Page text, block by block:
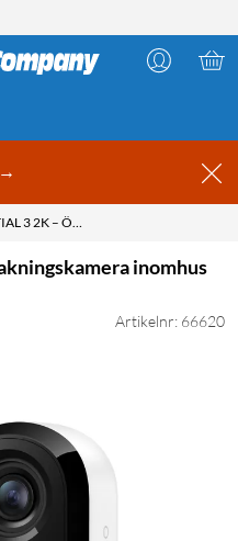
→
ARLO ESSENTIAL 3 2K – ÖVERVAKNINGSKAMERA INOMHUS 2-PACK
inomhus
Artikelnr: 66620